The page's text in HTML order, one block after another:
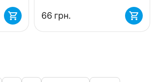
‍66‍ грн.